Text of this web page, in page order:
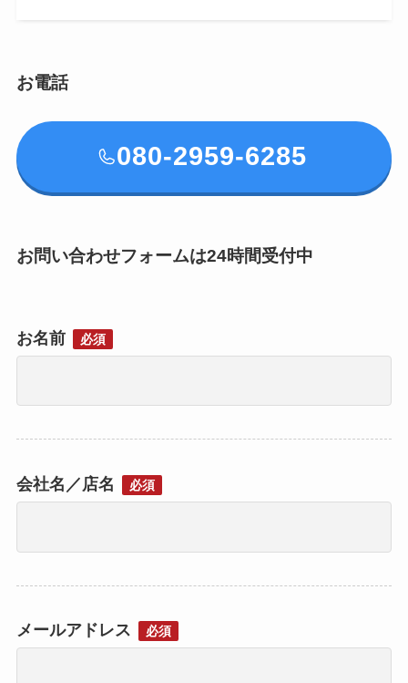
お電話
080-2959-6285
お問い合わせフォームは24時間受付中
お名前 必須
会社名／店名 必須
メールアドレス 必須